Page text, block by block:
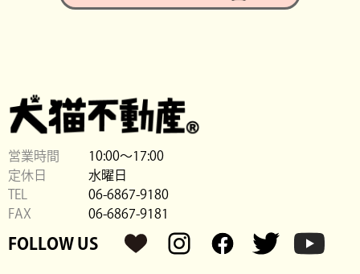
営業時間
10:00〜17:00
定休日
水曜日
TEL
06-6867-9180
FAX
06-6867-9181
FOLLOW US